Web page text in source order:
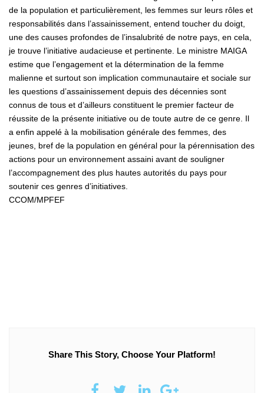
de la population et particulièrement, les femmes sur leurs rôles et
responsabilités dans l’assainissement, entend toucher du doigt,
une des causes profondes de l’insalubrité de notre pays, en cela,
je trouve l’initiative audacieuse et pertinente. Le ministre MAIGA
estime que l’engagement et la détermination de la femme
malienne et surtout son implication communautaire et sociale sur
les questions d’assainissement depuis des décennies sont
connus de tous et d’ailleurs constituent le premier facteur de
réussite de la présente initiative ou de toute autre de ce genre. Il
a enfin appelé à la mobilisation générale des femmes, des
jeunes, bref de la population en général pour la pérennisation des
actions pour un environnement assaini avant de souligner
l’accompagnement des plus hautes autorités du pays pour
soutenir ces genres d’initiatives.
CCOM/MPFEF
Share This Story, Choose Your Platform!